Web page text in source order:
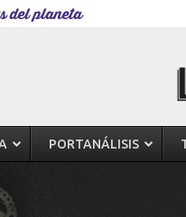
del planeta
PORTANÁLISIS